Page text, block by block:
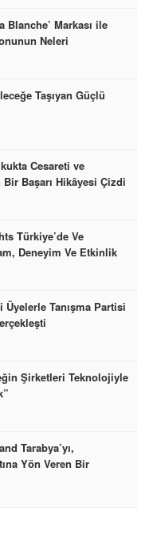
Blanche’ Markası ile
Neleri
Örneğini Sunuyor
Taşıyan Güçlü
Cesareti ve
Başarı Hikâyesi Çizdi
Türkiye’de Ve
Deneyim Ve Etkinlik
Tanışma Partisi
Şirketleri Teknolojiyle
Tarabya’yı,
Yön Veren Bir
Hedefliyorum”